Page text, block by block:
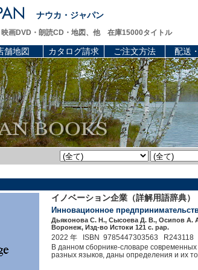
ナウカ・ジャパン
映画DVD・朗読CD・地図、他 在庫15000タイトル
舗地図 カタログ請求 ご注文方法 配送
イノベーション企業（詳解用語辞典）
Инновационное
Дьяконова С. Н., Сысоева Д. В., Осипов А.
Воронеж, Изд-во Истоки 121 c. pap.
2022 年 ISBN 9785447303563 R243118
B данном сборнике-словаре
разных языков, даны определения и их